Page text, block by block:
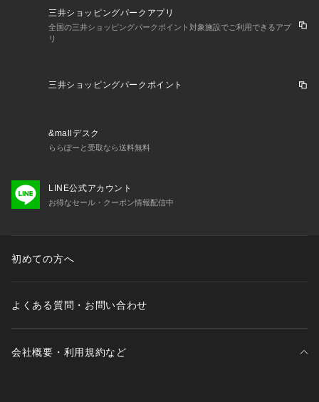
三井ショッピングパークアプリ
全国の三井ショッピングパークポイント対象施設でご利用できるアプ
リ
三井ショッピングパークポイント
&mallデスク
ららぽーと受取なら送料無料
LINE公式アカウント
お得なセール・クーポン情報配信中
初めての方へ
よくある質問・お問い合わせ
会社概要・利用規約など